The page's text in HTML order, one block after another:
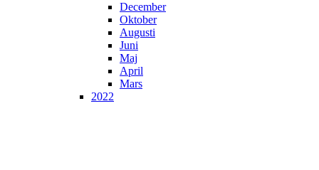
December
Oktober
Augusti
Juni
Maj
April
Mars
2022